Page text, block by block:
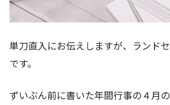
単刀直入にお伝えしますが、ランド
です。
ずいぶん前に書いた年間行事の４月